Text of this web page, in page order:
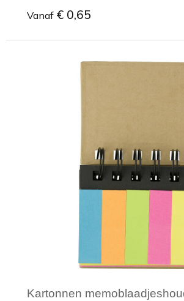
Vanaf € 0,65
Minimale afname: 1
Kartonnen